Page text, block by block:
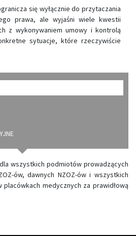
się wyłącznie do przytaczania
prawa, ale wyjaśni wiele kwestii
z wykonywaniem umowy i kontrolą
sytuacje, które rzeczywiście
wszystkich podmiotów prowadzących
ów, dawnych NZOZ-ów i wszystkich
medycznych za prawidłową